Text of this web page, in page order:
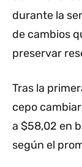
durante la
de cambios
preservar
Tras la
cepo
a $58,02 en
según el